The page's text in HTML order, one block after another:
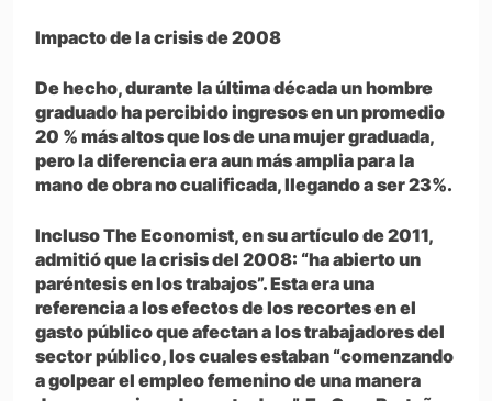
Impacto de la crisis de 2008
De hecho, durante la última década un hombre
graduado ha percibido ingresos en un promedio
20 % más altos que los de una mujer graduada,
pero la diferencia era aun más amplia para la
mano de obra no cualificada, llegando a ser 23%.
Incluso The Economist, en su artículo de 2011,
admitió que la crisis del 2008: “ha abierto un
paréntesis en los trabajos”. Esta era una
referencia a los efectos de los recortes en el
gasto público que afectan a los trabajadores del
sector público, los cuales estaban “comenzando
a golpear el empleo femenino de una manera